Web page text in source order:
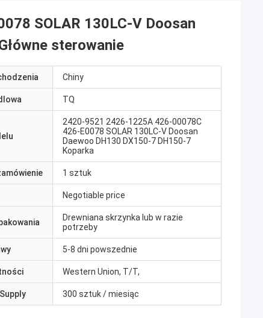
SOLAR 130LC-V Doosan
sterowanie
Chiny
TQ
2420-9521 2426-1225A 426-00078C
426-E0078 SOLAR 130LC-V Doosan
Daewoo DH130 DX150-7 DH150-7
Koparka
1 sztuk
Negotiable price
Drewniana skrzynka lub w razie
potrzeby
5-8 dni powszednie
Western Union, T/T,
300 sztuk / miesiąc